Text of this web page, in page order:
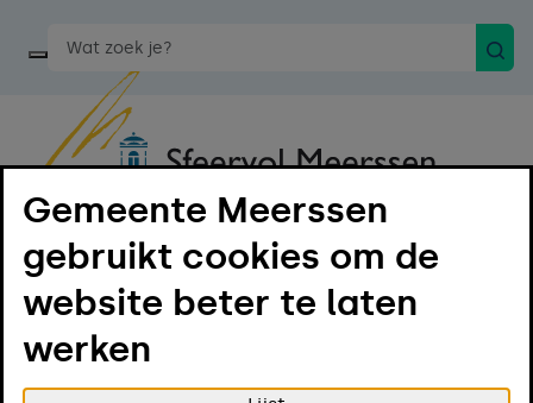
Start een spraakopdracht
Menu Luister
Regelen
Gemeente Meerssen
gebruikt cookies om de
website beter te laten
werken